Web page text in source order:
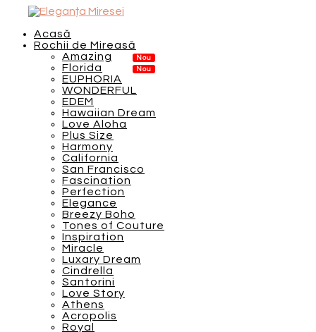
Acasă
Rochii de Mireasă
Amazing
Florida
EUPHORIA
WONDERFUL
EDEM
Hawaiian Dream
Love Aloha
Plus Size
Harmony
California
San Francisco
Fascination
Perfection
Elegance
Breezy Boho
Tones of Couture
Inspiration
Miracle
Luxary Dream
Cindrella
Santorini
Love Story
Athens
Acropolis
Royal